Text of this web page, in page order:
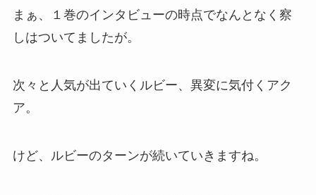
まぁ、１巻のインタビューの時点でなんとなく察
しはついてましたが。
次々と人気が出ていくルビー、異変に気付くアク
ア。
けど、ルビーのターンが続いていきますね。